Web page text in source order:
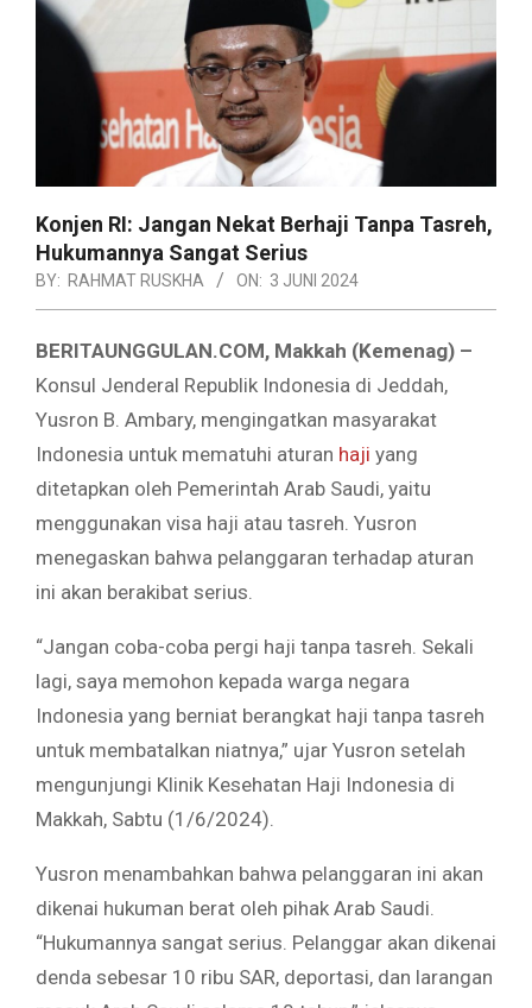
Konjen RI: Jangan Nekat Berhaji Tanpa Tasreh,
Hukumannya Sangat Serius
BY: RAHMAT RUSKHA ON: 3 JUNI 2024
BERITAUNGGULAN.COM, Makkah (Kemenag) –
Konsul Jenderal Republik Indonesia di Jeddah,
Yusron B. Ambary, mengingatkan masyarakat
Indonesia untuk mematuhi aturan haji yang
ditetapkan oleh Pemerintah Arab Saudi, yaitu
menggunakan visa haji atau tasreh. Yusron
menegaskan bahwa pelanggaran terhadap aturan
ini akan berakibat serius.
“Jangan coba-coba pergi haji tanpa tasreh. Sekali
lagi, saya memohon kepada warga negara
Indonesia yang berniat berangkat haji tanpa tasreh
untuk membatalkan niatnya,” ujar Yusron setelah
mengunjungi Klinik Kesehatan Haji Indonesia di
Makkah, Sabtu (1/6/2024).
Yusron menambahkan bahwa pelanggaran ini akan
dikenai hukuman berat oleh pihak Arab Saudi.
“Hukumannya sangat serius. Pelanggar akan dikenai
denda sebesar 10 ribu SAR, deportasi, dan larangan